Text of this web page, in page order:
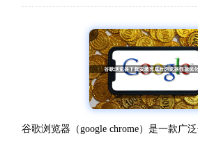
谷歌浏览器（google chrome）是一款广